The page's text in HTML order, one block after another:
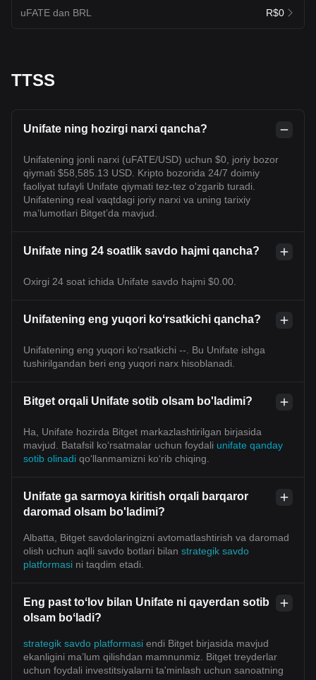
uFATE dan BRL R$0
TTSS
Unifate ning hozirgi narxi qancha?
Unifatening jonli narxi (uFATE/USD) uchun $0, joriy bozor
qiymati $58,585.13 USD. Kripto bozorida 24/7 doimiy
faoliyat tufayli Unifate qiymati tez-tez o'zgarib turadi.
Unifatening real vaqtdagi joriy narxi va uning tarixiy
maʼlumotlari Bitget’da mavjud.
Unifate ning 24 soatlik savdo hajmi qancha?
Oxirgi 24 soat ichida Unifate savdo hajmi $0.00.
Unifatening eng yuqori koʻrsatkichi qancha?
Unifatening eng yuqori ko‘rsatkichi --. Bu Unifate ishga
tushirilgandan beri eng yuqori narx hisoblanadi.
Bitget orqali Unifate sotib olsam bo'ladimi?
Ha, Unifate hozirda Bitget markazlashtirilgan birjasida
mavjud. Batafsil koʻrsatmalar uchun foydali unifate qanday
sotib olinadi qoʻllanmamizni koʻrib chiqing.
Unifate ga sarmoya kiritish orqali barqaror
daromad olsam bo'ladimi?
Albatta, Bitget savdolaringizni avtomatlashtirish va daromad
olish uchun aqlli savdo botlari bilan strategik savdo
platformasi ni taqdim etadi.
Eng past toʻlov bilan Unifate ni qayerdan sotib
olsam boʻladi?
strategik savdo platformasi endi Bitget birjasida mavjud
ekanligini ma’lum qilishdan mamnunmiz. Bitget treyderlar
uchun foydali investitsiyalarni ta'minlash uchun sanoatning